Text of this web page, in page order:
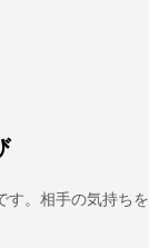
す。相手の気持ちを